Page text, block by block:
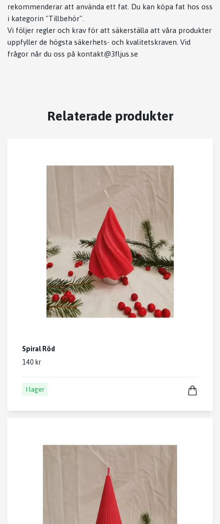
rekommenderar att använda ett fat. Du kan köpa fat hos oss
i kategorin "Tillbehör".
Vi följer regler och krav för att säkerställa att våra produkter
uppfyller de högsta säkerhets- och kvalitetskraven. Vid
frågor når du oss på kontakt@3fljus.se
Relaterade produkter
Spiral Röd
140 kr
I lager